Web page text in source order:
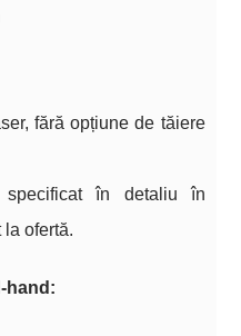
fără opțiune de tăiere
în detaliu în
ofertă.